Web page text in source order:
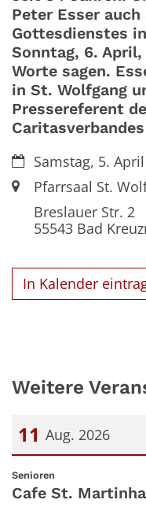
Peter Esser auch
Gottesdienstes
Sonntag, 6.
Worte sagen.
in St. Wolfgang
Pressereferent
Datum:Samstag, 5.
Ort:Pfarrsaal St.
Breslauer Str. 2
55543Bad
In Kalender
Weitere
11 Aug. 2026
Datum: 11. August
Senioren
Cafe St.